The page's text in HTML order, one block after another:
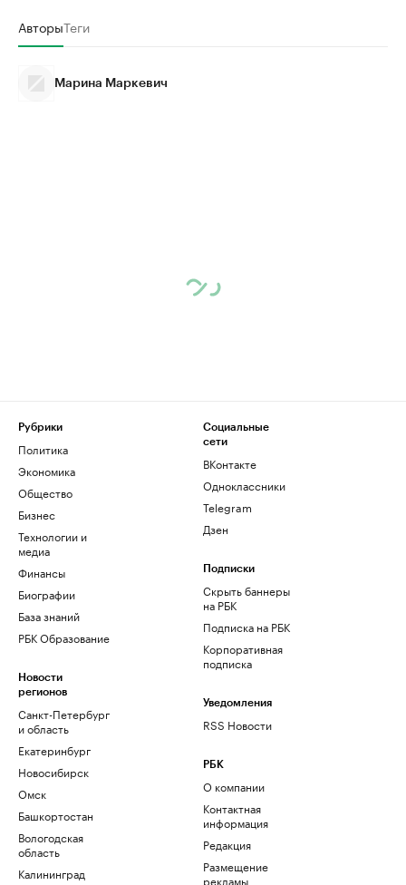
АвторыТеги
Марина Маркевич
Рубрики
Политика
Экономика
Общество
Бизнес
Технологии и
медиа
Финансы
Биографии
База знаний
РБК Образование
Новости
регионов
Санкт-Петербург
и область
Екатеринбург
Новосибирск
Омск
Башкортостан
Вологодская
область
Калининград
Социальные
сети
ВКонтакте
Одноклассники
Telegram
Дзен
Подписки
Скрыть баннеры
на РБК
Подписка на РБК
Корпоративная
подписка
Уведомления
RSS Новости
РБК
О компании
Контактная
информация
Редакция
Размещение
рекламы